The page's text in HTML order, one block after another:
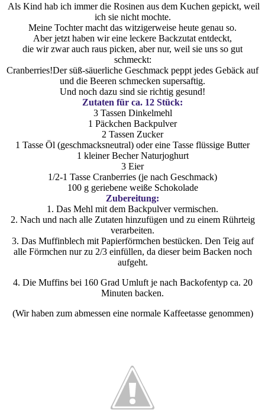
Als Kind hab ich immer die Rosinen aus dem Kuchen gepickt, weil
ich sie nicht mochte.
Meine Tochter macht das witzigerweise heute genau so.
Aber jetzt haben wir eine leckere Backzutat entdeckt,
die wir zwar auch raus picken, aber nur, weil sie uns so gut
schmeckt:
Cranberries!Der süß-säuerliche Geschmack peppt jedes Gebäck auf
und die Beeren schmecken supersaftig.
Und noch dazu sind sie richtig gesund!
Zutaten für ca. 12 Stück:
3 Tassen Dinkelmehl
1 Päckchen Backpulver
2 Tassen Zucker
1 Tasse Öl (geschmacksneutral) oder eine Tasse flüssige Butter
1 kleiner Becher Naturjoghurt
3 Eier
1/2-1 Tasse Cranberries (je nach Geschmack)
100 g geriebene weiße Schokolade
Zubereitung:
1. Das Mehl mit dem Backpulver vermischen.
2. Nach und nach alle Zutaten hinzufügen und zu einem Rührteig
verarbeiten.
3. Das Muffinblech mit Papierförmchen bestücken. Den Teig auf
alle Förmchen nur zu 2/3 einfüllen, da dieser beim Backen noch
aufgeht.
4. Die Muffins bei 160 Grad Umluft je nach Backofentyp ca. 20
Minuten backen.
(Wir haben zum abmessen eine normale Kaffeetasse genommen)